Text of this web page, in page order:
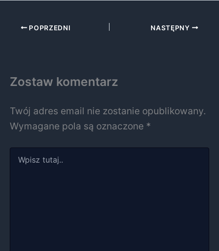
POPRZEDNI NASTĘPNY
Zostaw komentarz
Twój adres email nie zostanie opublikowany.
Wymagane pola są oznaczone *
tutaj..